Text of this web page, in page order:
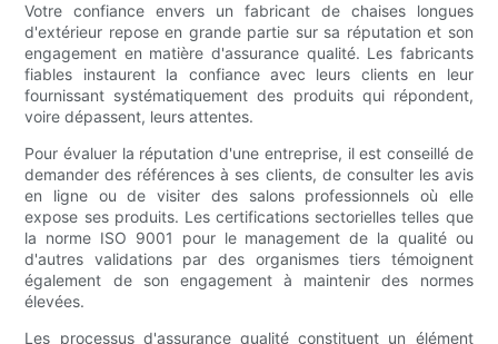
Votre confiance envers un fabricant de chaises longues
d'extérieur repose en grande partie sur sa réputation et son
engagement en matière d'assurance qualité. Les fabricants
fiables instaurent la confiance avec leurs clients en leur
fournissant systématiquement des produits qui répondent,
voire dépassent, leurs attentes.
Pour évaluer la réputation d'une entreprise, il est conseillé de
demander des références à ses clients, de consulter les avis
en ligne ou de visiter des salons professionnels où elle
expose ses produits. Les certifications sectorielles telles que
la norme ISO 9001 pour le management de la qualité ou
d'autres validations par des organismes tiers témoignent
également de son engagement à maintenir des normes
élevées.
Les processus d'assurance qualité constituent un élément